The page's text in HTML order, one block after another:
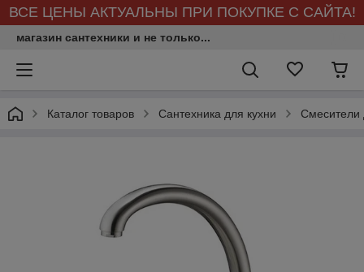
ВСЕ ЦЕНЫ АКТУАЛЬНЫ ПРИ ПОКУПКЕ С САЙТА!
магазин сантехники и не только...
Каталог товаров Сантехника для кухни Смесители